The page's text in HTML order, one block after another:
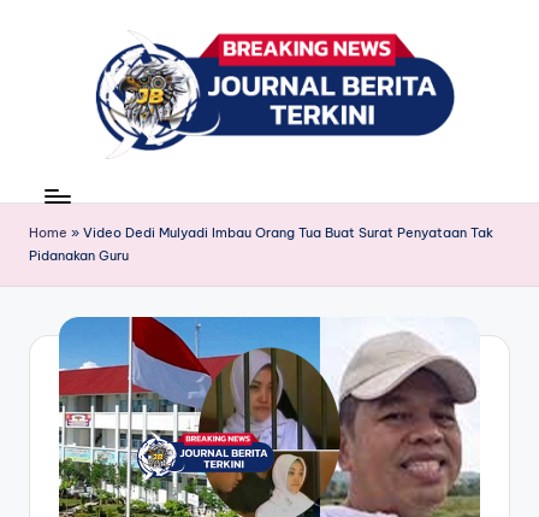
r
n
a
B
ri
news
Home » Video Dedi Mulyadi Imbau Orang Tua Buat Surat Penyataan Tak
Pidanakan Guru